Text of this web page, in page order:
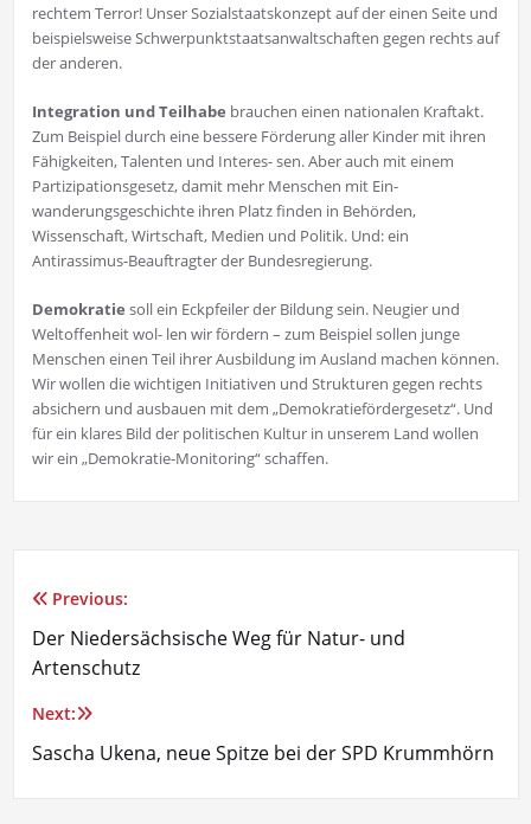
rechtem Terror! Unser Sozialstaatskonzept auf der einen Seite und
beispielsweise Schwerpunktstaatsanwaltschaften gegen rechts auf
der anderen.
Integration und Teilhabe brauchen einen nationalen Kraftakt.
Zum Beispiel durch eine bessere Förderung aller Kinder mit ihren
Fähigkeiten, Talenten und Interes- sen. Aber auch mit einem
Partizipationsgesetz, damit mehr Menschen mit Ein-
wanderungsgeschichte ihren Platz finden in Behörden,
Wissenschaft, Wirtschaft, Medien und Politik. Und: ein
Antirassimus-Beauftragter der Bundesregierung.
Demokratie soll ein Eckpfeiler der Bildung sein. Neugier und
Weltoffenheit wol- len wir fördern – zum Beispiel sollen junge
Menschen einen Teil ihrer Ausbildung im Ausland machen können.
Wir wollen die wichtigen Initiativen und Strukturen gegen rechts
absichern und ausbauen mit dem „Demokratiefördergesetz“. Und
für ein klares Bild der politischen Kultur in unserem Land wollen
wir ein „Demokratie-Monitoring“ schaffen.
Beitragsnavigation
Previous:
Der Niedersächsische Weg für Natur- und
Artenschutz
Next:
Sascha Ukena, neue Spitze bei der SPD Krummhörn